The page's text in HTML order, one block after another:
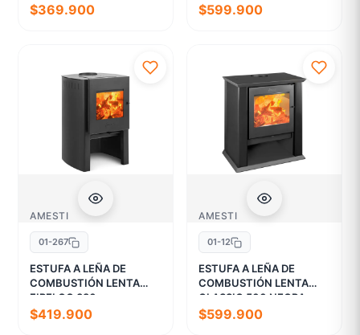
$369.900 $599.900
AMESTI
01-267
ESTUFA A LEÑA DE
COMBUSTIÓN LENTA
FIRELOG 380
$419.900
AMESTI
01-12
ESTUFA A LEÑA DE
COMBUSTIÓN LENTA
CLASSIC 500 NEGRA
$599.900